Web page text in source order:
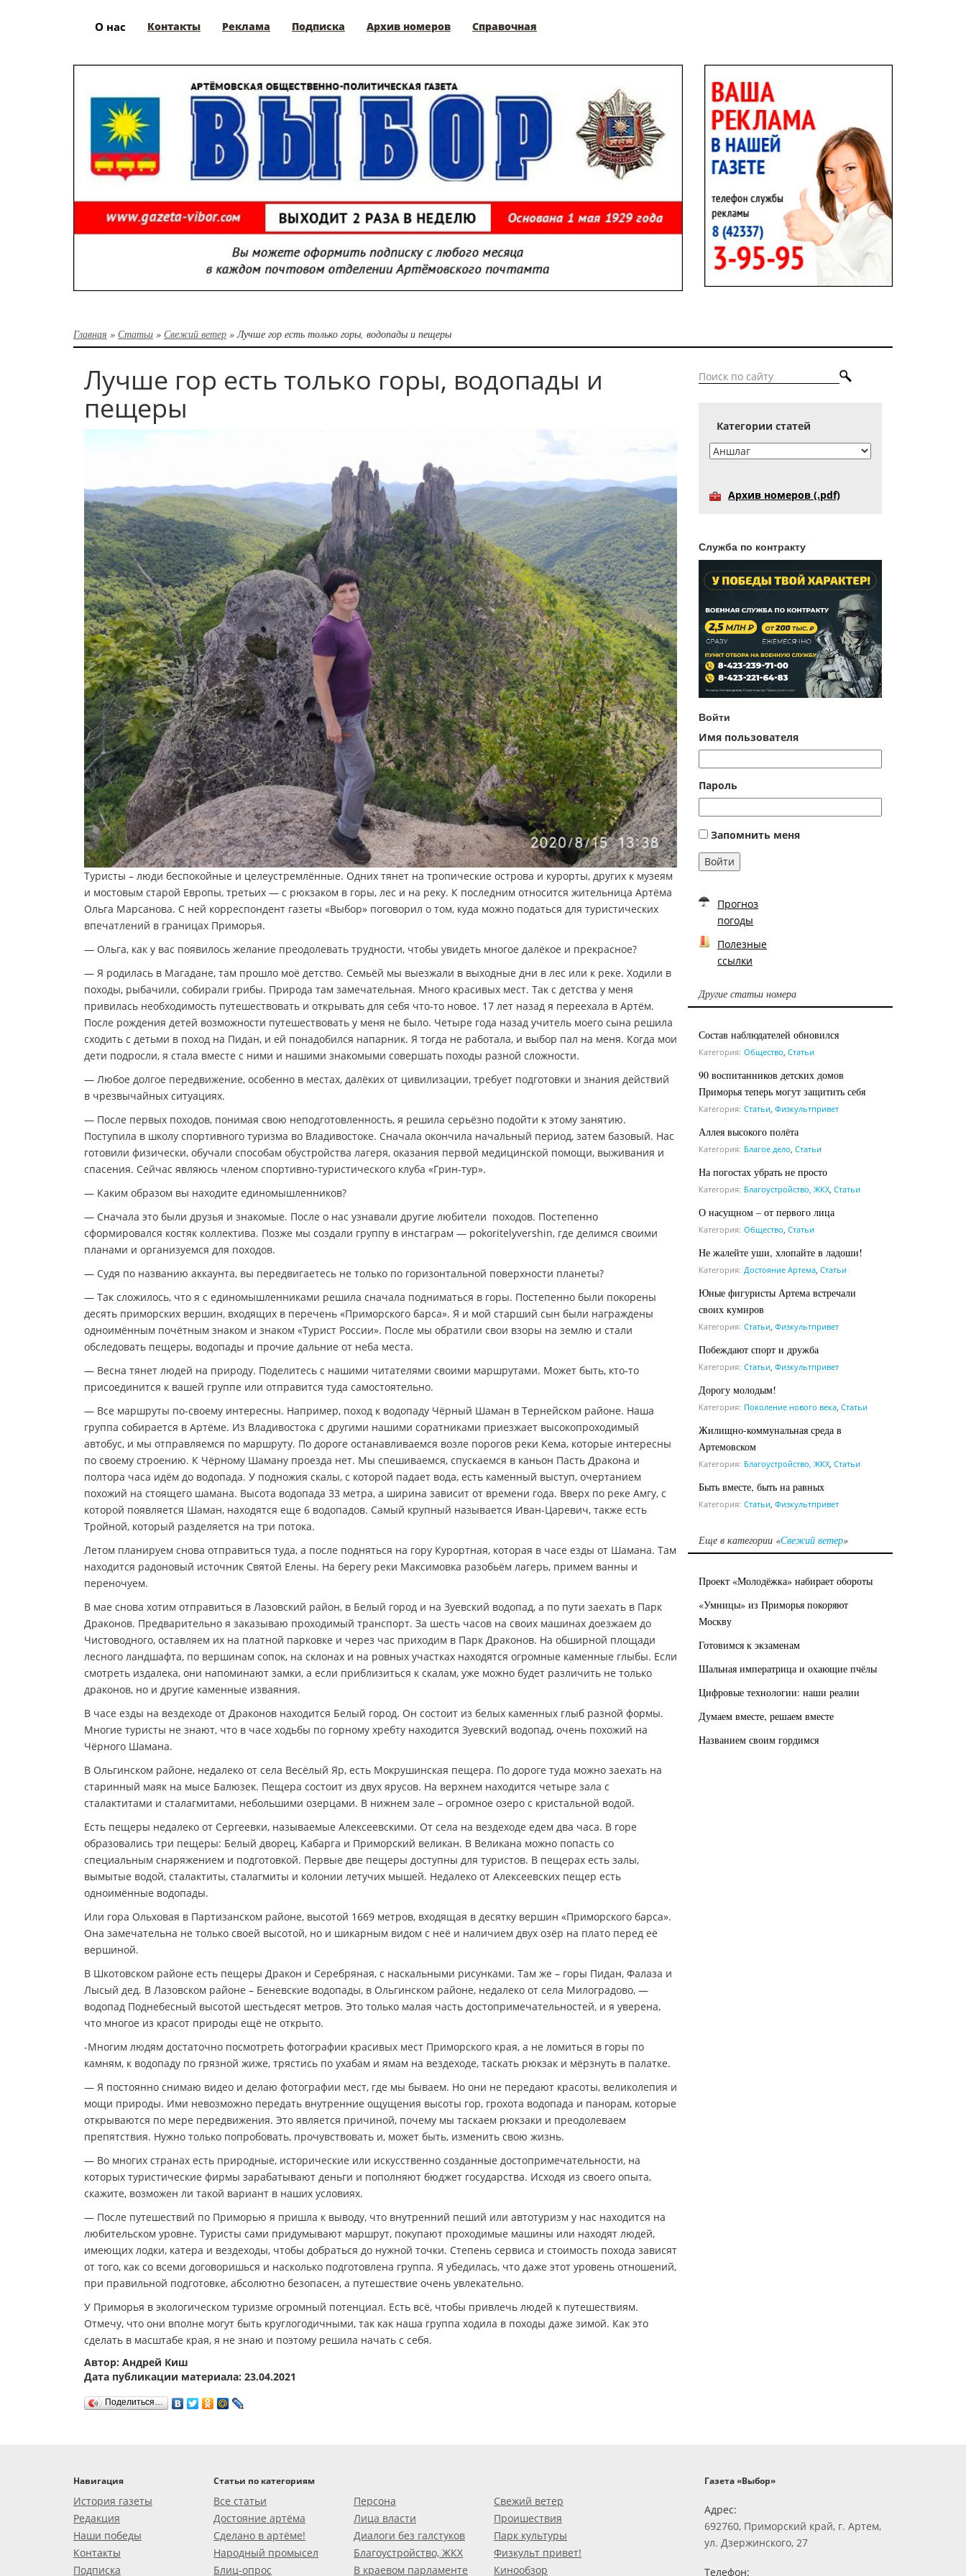
О нас Контакты Реклама Подписка Архив номеров Справочная
Главная » Статьи » Свежий ветер »Лучше гор есть только горы, водопады и пещеры
Лучше гор есть только горы, водопады и
пещеры
Туристы – люди беспокойные и целеустремлённые. Одних тянет на тропические острова и курорты, других к музеям
и мостовым старой Европы, третьих — с рюкзаком в горы, лес и на реку. К последним относится жительница Артёма
Ольга Марсанова. С ней корреспондент газеты «Выбор» поговорил о том, куда можно податься для туристических
впечатлений в границах Приморья.
— Ольга, как у вас появилось желание преодолевать трудности, чтобы увидеть многое далёкое и прекрасное?
— Я родилась в Магадане, там прошло моё детство. Семьёй мы выезжали в выходные дни в лес или к реке. Ходили в
походы, рыбачили, собирали грибы. Природа там замечательная. Много красивых мест. Так с детства у меня
привилась необходимость путешествовать и открывать для себя что-то новое. 17 лет назад я переехала в Артём.
После рождения детей возможности путешествовать у меня не было. Четыре года назад учитель моего сына решила
сходить с детьми в поход на Пидан, и ей понадобился напарник. Я тогда не работала, и выбор пал на меня. Когда мои
дети подросли, я стала вместе с ними и нашими знакомыми совершать походы разной сложности.
— Любое долгое передвижение, особенно в местах, далёких от цивилизации, требует подготовки и знания действий
в чрезвычайных ситуациях.
— После первых походов, понимая свою неподготовленность, я решила серьёзно подойти к этому занятию.
Поступила в школу спортивного туризма во Владивостоке. Сначала окончила начальный период, затем базовый. Нас
готовили физически, обучали способам обустройства лагеря, оказания первой медицинской помощи, выживания и
спасения. Сейчас являюсь членом спортивно-туристического клуба «Грин-тур».
— Каким образом вы находите единомышленников?
— Сначала это были друзья и знакомые. После о нас узнавали другие любители походов. Постепенно
сформировался костяк коллектива. Позже мы создали группу в инстаграм — pokoritelyvershin, где делимся своими
планами и организуемся для походов.
— Судя по названию аккаунта, вы передвигаетесь не только по горизонтальной поверхности планеты?
— Так сложилось, что я с единомышленниками решила сначала подниматься в горы. Постепенно были покорены
десять приморских вершин, входящих в перечень «Приморского барса». Я и мой старший сын были награждены
одноимённым почётным знаком и знаком «Турист России». После мы обратили свои взоры на землю и стали
обследовать пещеры, водопады и прочие дальние от неба места.
— Весна тянет людей на природу. Поделитесь с нашими читателями своими маршрутами. Может быть, кто-то
присоединится к вашей группе или отправится туда самостоятельно.
— Все маршруты по-своему интересны. Например, поход к водопаду Чёрный Шаман в Тернейском районе. Наша
группа собирается в Артёме. Из Владивостока с другими нашими соратниками приезжает высокопроходимый
автобус, и мы отправляемся по маршруту. По дороге останавливаемся возле порогов реки Кема, которые интересны
по своему строению. К Чёрному Шаману проезда нет. Мы спешиваемся, спускаемся в каньон Пасть Дракона и
полтора часа идём до водопада. У подножия скалы, с которой падает вода, есть каменный выступ, очертанием
похожий на стоящего шамана. Высота водопада 33 метра, а ширина зависит от времени года. Вверх по реке Амгу, с
которой появляется Шаман, находятся еще 6 водопадов. Самый крупный называется Иван-Царевич, также есть
Тройной, который разделяется на три потока.
Летом планируем снова отправиться туда, а после подняться на гору Курортная, которая в часе езды от Шамана. Там
находится радоновый источник Святой Елены. На берегу реки Максимовка разобьём лагерь, примем ванны и
переночуем.
В мае cнова хотим отправиться в Лазовский район, в Белый город и на Зуевский водопад, а по пути заехать в Парк
Драконов. Предварительно я заказываю проходимый транспорт. За шесть часов на своих машинах доезжаем до
Чистоводного, оставляем их на платной парковке и через час приходим в Парк Драконов. На обширной площади
лесного ландшафта, по вершинам сопок, на склонах и на ровных участках находятся огромные каменные глыбы. Если
смотреть издалека, они напоминают замки, а если приблизиться к скалам, уже можно будет различить не только
драконов, но и другие каменные изваяния.
В часе езды на вездеходе от Драконов находится Белый город. Он состоит из белых каменных глыб разной формы.
Многие туристы не знают, что в часе ходьбы по горному хребту находится Зуевский водопад, очень похожий на
Чёрного Шамана.
В Ольгинском районе, недалеко от села Весёлый Яр, есть Мокрушинская пещера. По дороге туда можно заехать на
старинный маяк на мысе Балюзек. Пещера состоит из двух ярусов. На верхнем находится четыре зала с
сталактитами и сталагмитами, небольшими озерцами. В нижнем зале – огромное озеро с кристальной водой.
Есть пещеры недалеко от Сергеевки, называемые Алексеевскими. От села на вездеходе едем два часа. В горе
образовались три пещеры: Белый дворец, Кабарга и Приморский великан. В Великана можно попасть со
специальным снаряжением и подготовкой. Первые две пещеры доступны для туристов. В пещерах есть залы,
вымытые водой, сталактиты, сталагмиты и колонии летучих мышей. Недалеко от Алексеевских пещер есть
одноимённые водопады.
Или гора Ольховая в Партизанском районе, высотой 1669 метров, входящая в десятку вершин «Приморского барса».
Она замечательна не только своей высотой, но и шикарным видом с неё и наличием двух озёр на плато перед её
вершиной.
В Шкотовском районе есть пещеры Дракон и Серебряная, с наскальными рисунками. Там же – горы Пидан, Фалаза и
Лысый дед. В Лазовском районе – Беневские водопады, в Ольгинском районе, недалеко от села Милоградово, —
водопад Поднебесный высотой шестьдесят метров. Это только малая часть достопримечательностей, и я уверена,
что многое из красот природы ещё не открыто.
-Многим людям достаточно посмотреть фотографии красивых мест Приморского края, а не ломиться в горы по
камням, к водопаду по грязной жиже, трястись по ухабам и ямам на вездеходе, таскать рюкзак и мёрзнуть в палатке.
— Я постоянно снимаю видео и делаю фотографии мест, где мы бываем. Но они не передают красоты, великолепия и
мощи природы. Ими невозможно передать внутренние ощущения высоты гор, грохота водопада и панорам, которые
открываются по мере передвижения. Это является причиной, почему мы таскаем рюкзаки и преодолеваем
препятствия. Нужно только попробовать, прочувствовать и, может быть, изменить свою жизнь.
— Во многих странах есть природные, исторические или искусственно созданные достопримечательности, на
которых туристические фирмы зарабатывают деньги и пополняют бюджет государства. Исходя из своего опыта,
скажите, возможен ли такой вариант в наших условиях.
— После путешествий по Приморью я пришла к выводу, что внутренний пеший или автотуризм у нас находится на
любительском уровне. Туристы сами придумывают маршрут, покупают проходимые машины или находят людей,
имеющих лодки, катера и вездеходы, чтобы добраться до нужной точки. Степень сервиса и стоимость похода зависят
от того, как со всеми договоришься и насколько подготовлена группа. Я убедилась, что даже этот уровень отношений,
при правильной подготовке, абсолютно безопасен, а путешествие очень увлекательно.
У Приморья в экологическом туризме огромный потенциал. Есть всё, чтобы привлечь людей к путешествиям.
Отмечу, что они вполне могут быть круглогодичными, так как наша группа ходила в походы даже зимой. Как это
сделать в масштабе края, я не знаю и поэтому решила начать с себя.
Автор: Андрей Киш
Дата публикации материала: 23.04.2021
Поделиться…
Категории статей
Архив номеров (.pdf)
Служба по контракту
Войти
Имя пользователя
Пароль
Запомнить меня
Войти
Прогноз
погоды
Полезные
ссылки
Другие статьи номера
Состав наблюдателей обновился
Категория: Общество Статьи
90 воспитанников детских домов
Приморья теперь могут защитить себя
Категория: Статьи Физкультпривет
Аллея высокого полёта
Категория: Благое дело Статьи
На погостах убрать не просто
Категория: Благоустройство, ЖКХ Статьи
О насущном – от первого лица
Категория: Общество Статьи
Не жалейте уши, хлопайте в ладоши!
Категория: Достояние Артема Статьи
Юные фигуристы Артема встречали
своих кумиров
Категория: Статьи Физкультпривет
Побеждают спорт и дружба
Категория: Статьи Физкультпривет
Дорогу молодым!
Категория: Поколение нового века Статьи
Жилищно-коммунальная среда в
Артемовском
Категория: Благоустройство, ЖКХ Статьи
Быть вместе, быть на равных
Категория: Статьи Физкультпривет
Еще в категории «Свежий ветер»
Проект «Молодёжка» набирает обороты
«Умницы» из Приморья покоряют
Москву
Готовимся к экзаменам
Шальная императрица и охающие пчёлы
Цифровые технологии: наши реалии
Думаем вместе, решаем вместе
Названием своим гордимся
Навигация
История газеты
Редакция
Наши победы
Контакты
Подписка
Статьи по категориям
Все статьи
Достояние артёма
Сделано в артёме!
Народный промысел
Блиц-опрос
Персона
Лица власти
Диалоги без галстуков
Благоустройство, ЖКХ
В краевом парламенте
Свежий ветер
Проишествия
Парк культуры
Физкульт привет!
Кинообзор
Газета «Выбор»
Адрес:
692760, Приморский край, г. Артем,
ул. Дзержинского, 27
Телефон: